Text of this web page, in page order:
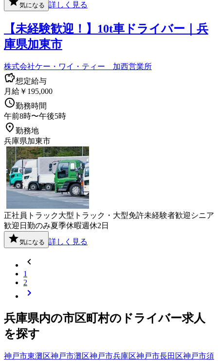
気になる 詳しく見る
【未経験歓迎！】10t車ドライバー｜兵
庫県加東市
株式会社ケー・ワイ・ティー 加西営業所
想定給与
月給￥195,000
勤務時間
午前8時〜午後5時
勤務地
兵庫県加東市
正社員 トラック大型トラック・大型免許未経験者歓迎 シニア
歓迎 日勤のみ夏季休暇週休2日
気になる 詳しく見る
1
2
兵庫県内の市区町村の ドライバー求人
を探す
神戸市東灘区神戸市灘区神戸市兵庫区神戸市長田区神戸市須